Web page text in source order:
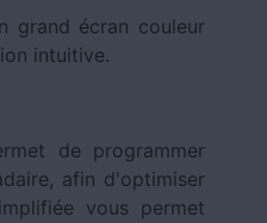
grand écran couleur
intuitive.
de programmer
afin d'optimiser
vous permet